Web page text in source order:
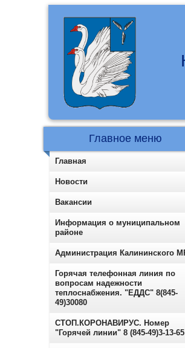
Главное меню
Главная
Новости
Вакансии
Информация о муниципальном
районе
Администрация Калининского
Горячая телефонная линия по
вопросам надежности
теплоснабжения. "ЕДДС" 8(845-
49)30080
СТОП.КОРОНАВИРУС. Номер
"Горячей линии" 8 (845-49)3-13-65